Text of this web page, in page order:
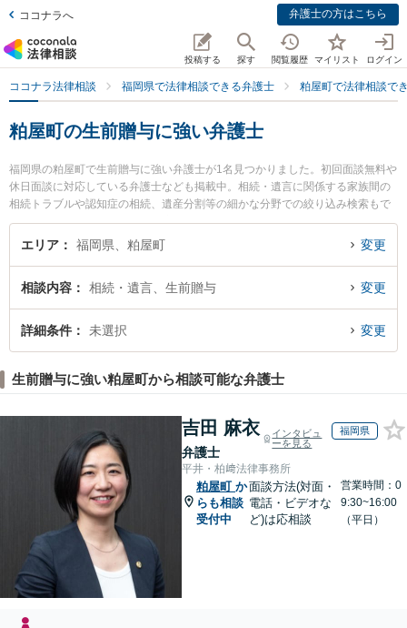
ココナラへ 弁護士の方はこちら
投稿する 探す 閲覧履歴 マイリスト ログイン
ココナラ法律相談 福岡県で法律相談できる弁護士 粕屋町で法律相談で
粕屋町の生前贈与に強い弁護士
福岡県の粕屋町で生前贈与に強い弁護士が1名見つかりました。初回面談無料や
休日面談に対応している弁護士なども掲載中。相続・遺言に関係する家族間の
相続トラブルや認知症の相続、遺産分割等の細かな分野での絞り込み検索もで
き便利です。特に弁護士法人奔流法律事務所 粕屋オフィスの松嶋 健一弁護士の
プロフィール情報や弁護士費用、強みなどが注目されています。『粕屋町で土
料で生前贈与を法律相談できる粕屋町内の弁護士に相談予約したい』などでお
困りの相談者さんにおすすめです。
エリア 福岡県、粕屋町 変更
相談内容 相続・遺言、生前贈与 変更
詳細条件 未選択 変更
生前贈与に強い粕屋町から相談可能な弁護士
吉田 麻衣
弁護士
インタビュ
ーを見る
福岡県
平井・柏﨑法律事務所
粕屋町 か
らも相談
受付中
面談方法(対面・
電話・ビデオな
ど)は応相談
営業時間：0
9:30~16:00
（平日）